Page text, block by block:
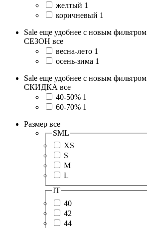
желтый 1
коричневый 1
Sale еще удобнее с новым фильтром
СЕЗОН все
весна-лето 1
осень-зима 1
Sale еще удобнее с новым фильтром
СКИДКА все
40-50% 1
60-70% 1
Размер все
SML
XS
S
M
L
IT
40
42
44